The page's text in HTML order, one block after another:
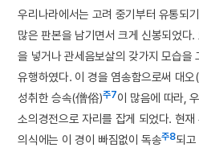
우리나라에서는 고려 중기부터 유통되
많은 판본을 남기면서 크게 신봉되었다.
을 넣거나 관세음보살의 갖가지 모습
유행하였다. 이 경을 염송함으로써 대
성취한 승속(僧俗)주7이 많음에 따라,
소의경전으로 자리를 잡게 되었다. 현
의식에는 이 경이 빠짐없이 독송주8되고